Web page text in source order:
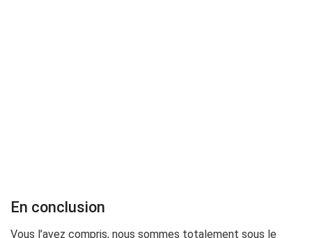
En conclusion
Vous l’avez compris, nous sommes totalement sous le